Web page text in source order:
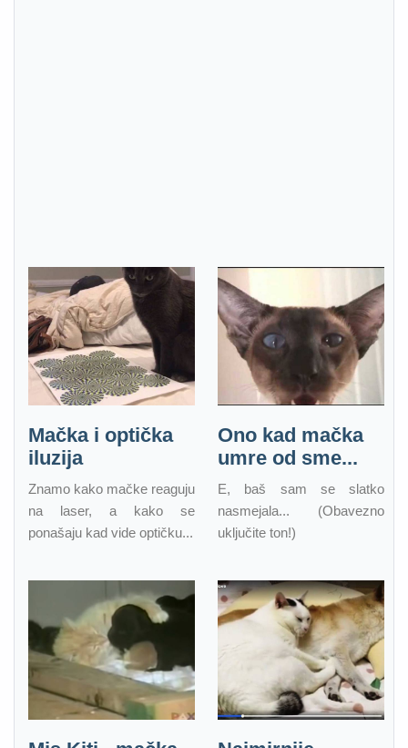
Mačka i optička
iluzija
Znamo kako mačke reaguju
na laser, a kako se
ponašaju kad vide optičku...
Ono kad mačka
umre od sme...
E, baš sam se slatko
nasmejala... (Obavezno
uključite ton!)